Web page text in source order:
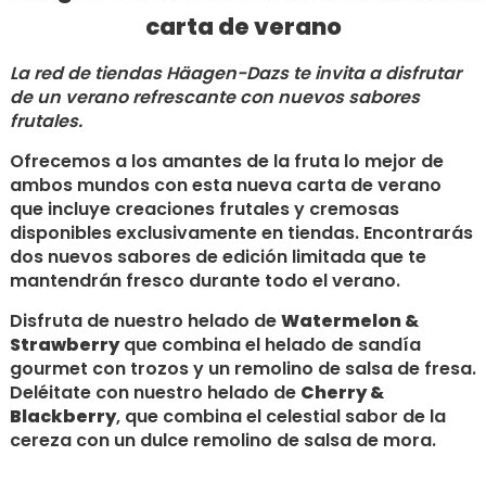
carta de verano
La red de tiendas Häagen-Dazs te invita a disfrutar
de un verano refrescante con nuevos sabores
frutales.
Ofrecemos a los amantes de la fruta lo mejor de
ambos mundos con esta nueva carta de verano
que incluye creaciones frutales y cremosas
disponibles exclusivamente en tiendas. Encontrarás
dos nuevos sabores de edición limitada que te
mantendrán fresco durante todo el verano.
Disfruta de nuestro helado deWatermelon &
Strawberryque combina el helado de sandía
gourmet con trozos y un remolino de salsa de fresa.
Deléitate con nuestro helado de Cherry &
Blackberry, que combina el celestial sabor de la
cereza con un dulce remolino de salsa de mora.